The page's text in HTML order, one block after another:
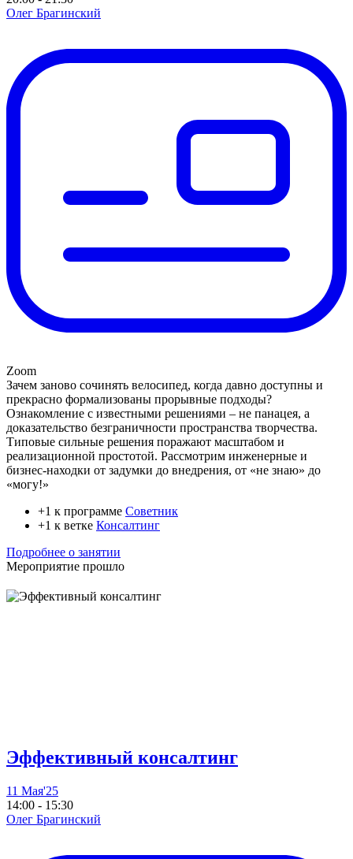
Олег Брагинский
Zoom
Зачем заново сочинять велосипед, когда давно доступны и
прекрасно формализованы прорывные подходы?
Ознакомление с известными решениями – не панацея, а
доказательство безграничности пространства творчества.
Типовые сильные решения поражают масштабом и
реализационной простотой. Рассмотрим инженерные и
бизнес-находки от задумки до внедрения, от «не знаю» до
«могу!»
+1 к программе Советник
+1 к ветке Консалтинг
Подробнее о занятии
Мероприятие прошло
Эффективный консалтинг
11 Мая'25
14:00 - 15:30
Олег Брагинский